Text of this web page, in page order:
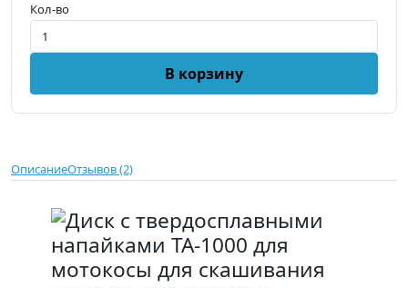
Кол-во
В корзину
ОписаниеОтзывов (2)